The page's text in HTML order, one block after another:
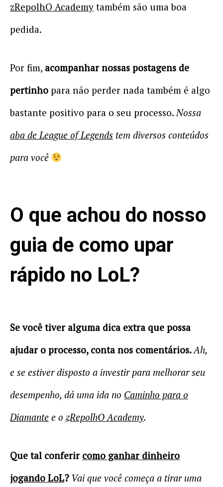
zRepolhO Academy também são uma boa
pedida.
Por fim, acompanhar nossas postagens de
pertinho para não perder nada também é algo
bastante positivo para o seu processo.Nossa
aba de League of Legends tem diversos conteúdos
para você
O que achou do nosso
guia de como upar
rápido no LoL?
Se você tiver alguma dica extra que possa
ajudar o processo, conta nos comentários.Ah,
e se estiver disposto a investir para melhorar seu
desempenho, dá uma ida no Caminho para o
Diamante e ozRepolhO Academy.
Que tal conferir como ganhar dinheiro
jogando LoL? Vai que você começa a tirar uma